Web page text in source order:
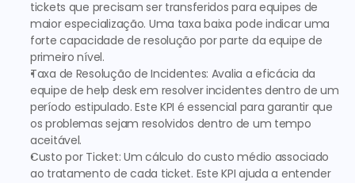
tickets que precisam ser transferidos para equipes de
maior especialização. Uma taxa baixa pode indicar uma
forte capacidade de resolução por parte da equipe de
primeiro nível.
Taxa de Resolução de Incidentes: Avalia a eficácia da
equipe de help desk em resolver incidentes dentro de um
período estipulado. Este KPI é essencial para garantir que
os problemas sejam resolvidos dentro de um tempo
aceitável.
Custo por Ticket: Um cálculo do custo médio associado
ao tratamento de cada ticket. Este KPI ajuda a entender